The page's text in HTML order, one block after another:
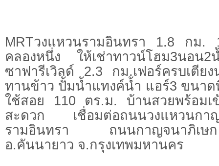
MRTวงแหวนรามอินทรา 1.8 กม.
คลองหนึ่ง ให้เช่าทาวน์โฮม3นอ
ซาฟารีเวิลด์ 2.3 กม.เฟอร์ครบเตีย
ทานข้าว ปั้มน้ำแทงค์น้ำ แอร์3 ขนา
ใช้สอย 110 ตร.ม. บ้านสวยพร้อมเ
สะดวก เชื่อมต่อถนนวงแหวนกาญ
รามอินทรา ถนนกาญจนาภิเ
อ.คันนายาว จ.กรุงเทพมหานคร